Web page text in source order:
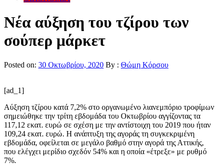
Νέα αύξηση του τζίρου των
σούπερ μάρκετ
Posted on: 30 Οκτωβρίου, 2020 By : Θώμη Κόρσου
[ad_1]
Αύξηση τζίρου κατά 7,2% στο οργανωμένο λιανεμπόριο τροφίμων
σημειώθηκε την τρίτη εβδομάδα του Οκτωβρίου αγγίζοντας τα
117,12 εκατ. ευρώ σε σχέση με την αντίστοιχη του 2019 που ήταν
109,24 εκατ. ευρώ. Η ανάπτυξη της αγοράς τη συγκεκριμένη
εβδομάδα, οφείλεται σε μεγάλο βαθμό στην αγορά της Αττικής,
που ελέγχει μερίδιο σχεδόν 54% και η οποία «έτρεξε» με ρυθμό
7%.